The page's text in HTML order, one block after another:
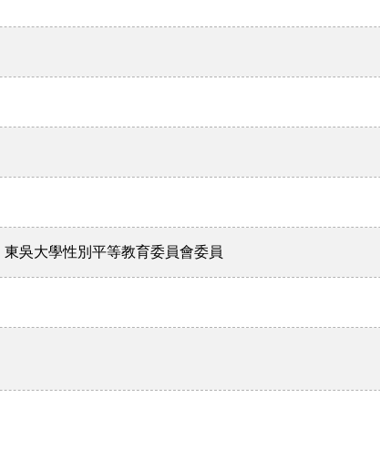
吳大學性別平等教育委員會委員